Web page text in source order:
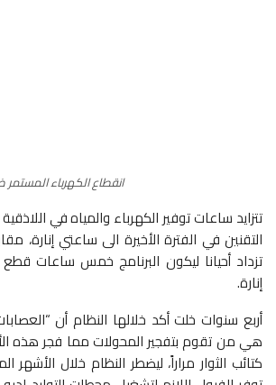
انقطاع الكهرباء
تتزايد ساعات توفير الكهرباء والمياه في
التقنين في الفترة الأخيرة الى ساعتي إنارة،
تزداد أحيانا ليكون البرنامج خمس ساعات
إنارة.
أربع سنوات خلت أكد خلالها النظام أن
هي من تقوم بتفجير المحولات مما فجر هذه
كتائب الثوار مراراً، ليضطر النظام خلال الأشهر